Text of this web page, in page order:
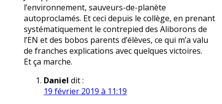
l’environnement, sauveurs-de-planète
autoproclamés. Et ceci depuis le collège, en prenant
systématiquement le contrepied des Aliborons de
l’EN et des bobos parents d’élèves, ce qui m’a valu
de franches explications avec quelques victoires.
Et ça marche.
Daniel dit :
19 février 2019 à 11:19